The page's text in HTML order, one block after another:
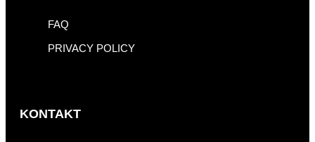
FAQ
PRIVACY POLICY
KONTAKT